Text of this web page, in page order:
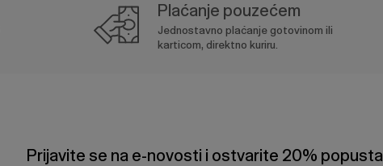
Plaćanje pouzećem
Jednostavno plaćanje gotovinom ili
karticom, direktno kuriru.
Prijavite se na e-novosti i ostvarite 20% popusta